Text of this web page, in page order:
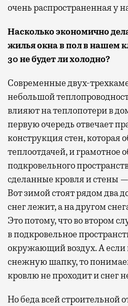
очень распространенная у
Насколько экономично
жилья окна в пол в нашем
30 не будет ли холодно?
Современные двух-
небольшой
влияют на теплопотери в
первую очередь отвечает
конструкция стен, которая
теплоотдачей, и грамотное
подкровельного
сделанные кровля и стены —
Вот зимой стоят рядом два
снег лежит, а на другом
Это потому, что во втором
в подкровельное
окружающий воздух. А если
снежную шапку, то
кровлю не проходит и снег
Но беда всей строительной